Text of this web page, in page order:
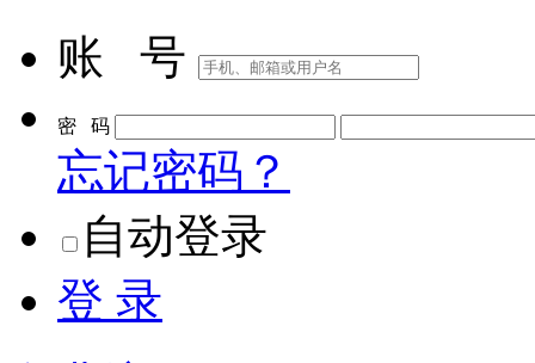
账 号
密 码
忘记密码？
自动登录
登 录